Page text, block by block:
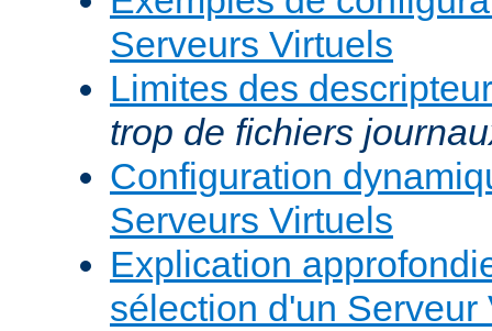
Serveurs Virtuels
Limites des
trop de fichiers
Configuration
Serveurs Virtuels
Explication
sélection d'un Serveur